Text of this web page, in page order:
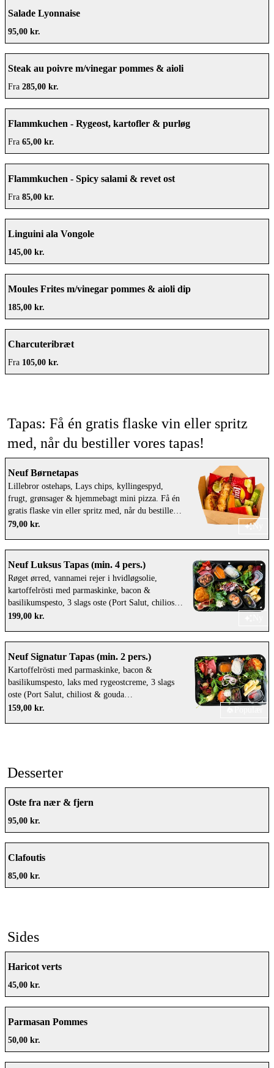
Salade Lyonnaise
95,00 kr.
Steak au poivre m/vinegar pommes & aioli
Fra 285,00 kr.
Flammkuchen - Rygeost, kartofler & purløg
Fra 65,00 kr.
Flammkuchen - Spicy salami & revet ost
Fra 85,00 kr.
Linguini ala Vongole
145,00 kr.
Moules Frites m/vinegar pommes & aioli dip
185,00 kr.
Charcuteribræt
Fra 105,00 kr.
Tapas: Få én gratis flaske vin eller spritz
med, når du bestiller vores tapas!
Neuf Børnetapas
Lillebror ostehaps, Lays chips, kyllingespyd,
frugt, grønsager & hjemmebagt mini pizza. Få én
gratis flaske vin eller spritz med, når du bestiller
vores tapas!
79,00 kr. Ny
Neuf Luksus Tapas (min. 4 pers.)
Røget ørred, vannamei rejer i hvidløgsolie,
kartoffelrösti med parmaskinke, bacon &
basilikumspesto, 3 slags oste (Port Salut, chiliost
& gouda brændenælde/hvidløg), laks med
parmesan, krosalami, fennikelsalami &
oksespegepølse med oliven & ost, saltkartofler
med syltede rødløg, ærteskud, frisésalat, små
mozzarellakugler & tomater, trøffelmayo, aioli,
cremet pesto med peberfrugt & basilikumspesto,
Fantasia oliven, festival mix (nødder), rød
peberfrugt sweet drops, lyst & mørkt surdejsbrød.
Få én gratis flaske vin eller spritz med, når du
199,00 kr.
Neuf Signatur Tapas (min. 2 pers.)
Kartoffelrösti med parmaskinke, bacon &
basilikumspesto, laks med rygeostcreme, 3 slags
oste (Port Salut, chiliost & gouda
brændenælde/hvidløg), ølpølser, mini grignotons
cremet pesto med peberfrugt & basilikumspesto,
Fantasia oliven, festival mix (nødder), rød
Få én gratis flaske vin eller spritz med, når du
bestiller vores tapas! (Pynt og fiskevariant kan
159,00 kr.
Desserter
Oste fra nær & fjern
95,00 kr.
Clafoutis
85,00 kr.
Sides
Haricot verts
45,00 kr.
Parmasan Pommes
50,00 kr.